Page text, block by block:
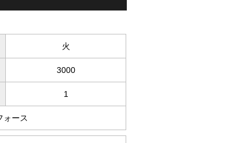
火
3000
1
ォース